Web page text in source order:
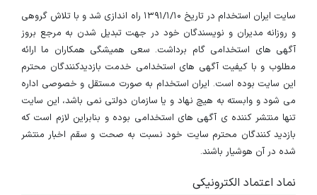
سایت ایران استخدام در تاریخ ۱۳۹۱/۱/۱۰ راه اندازی شد و با تلاش گروهی
و روزانه مدیران و نویسندگان خود در جهت تبدیل شدن به مرجع بروز
آگهی های استخدامی گام برداشت. سعی همیشگی همکاران ما ارائه
مطلوب و با کیفیت آگهی های استخدامی خدمت بازدیدکنندگان محترم
این سایت بوده است. ایران استخدام به صورت مستقل و خصوصی اداره
می شود و وابسته به هیچ نهاد و یا سازمان دولتی نمی باشد، این سایت
تنها منتشر کننده ی آگهی های استخدامی بوده و بنابراین لازم است که
بازدید کنندگان محترم سایت خود نسبت به صحت و سقم اخبار منتشر
شده در آن هوشیار باشند.
نماد اعتماد الکترونیکی